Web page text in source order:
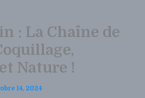
: La Chaîne de
Nature !
14, 2024